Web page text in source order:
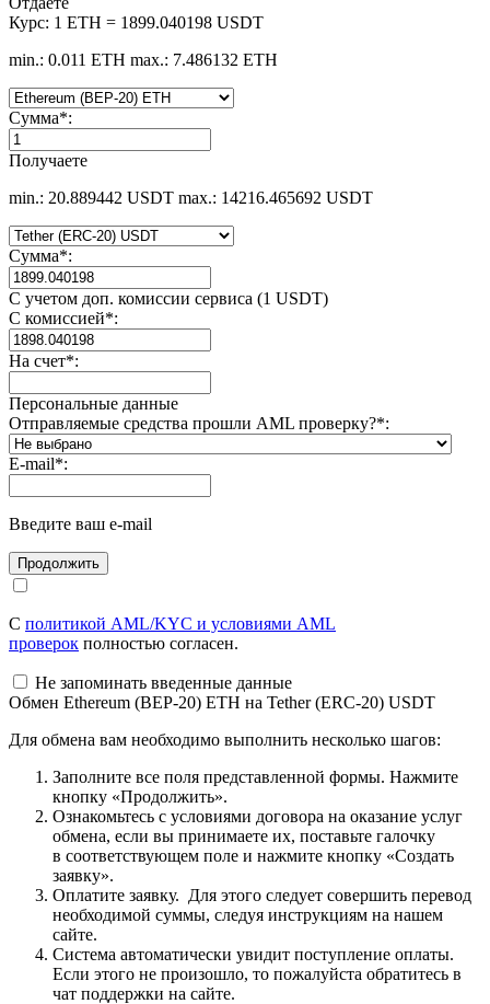
Курс: 1 ETH = 1899.040198 USDT
min.: 0.011 ETH max.: 7.486132 ETH
Сумма*:
Получаете
min.: 20.889442 USDT max.: 14216.465692 USDT
Сумма*:
С учетом доп. комиссии сервиса (1 USDT)
С комиссией*:
На счет*:
Персональные данные
Отправляемые средства прошли AML проверку?*:
E-mail*:
Введите ваш e-mail
С политикой AML/KYC и условиями AML
проверок полностью согласен.
Не запоминать введенные данные
Обмен Ethereum (BEP-20) ETH на Tether (ERC-20) USDT
Для обмена вам необходимо выполнить несколько шагов:
Заполните все поля представленной формы. Нажмите
кнопку «Продолжить».
Ознакомьтесь с условиями договора на оказание услуг
обмена, если вы принимаете их, поставьте галочку
в соответствующем поле и нажмите кнопку «Создать
заявку».
Оплатите заявку. Для этого следует совершить перевод
необходимой суммы, следуя инструкциям на нашем
сайте.
Система автоматически увидит поступление оплаты.
Если этого не произошло, то пожалуйста обратитесь в
чат поддержки на сайте.